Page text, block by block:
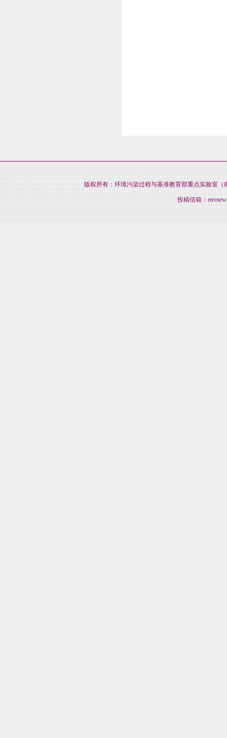
版权所有：环境污染过程与基准教育部重点实验室（
投稿信箱：